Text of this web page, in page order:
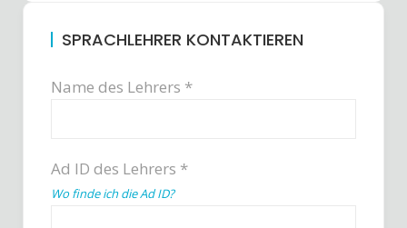
SPRACHLEHRER KONTAKTIEREN
Name des Lehrers *
Ad ID des Lehrers *
Wo finde ich die Ad ID?